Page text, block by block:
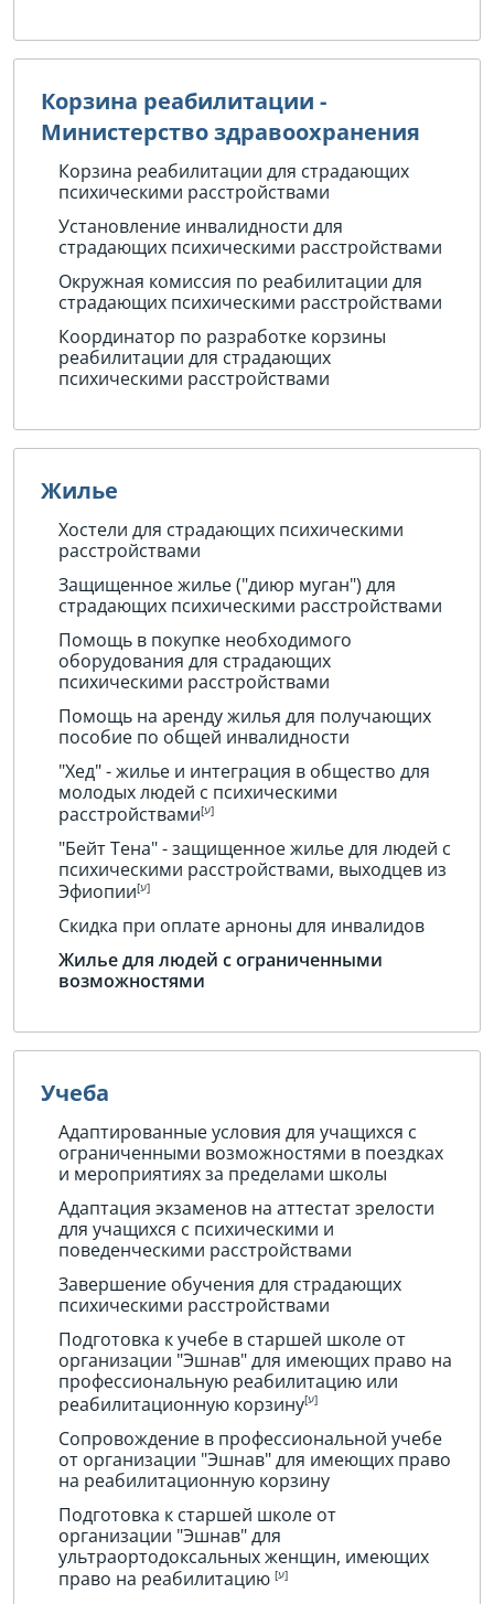
Корзина реабилитации -
Министерство здравоохранения
Корзина реабилитации для страдающих
психическими расстройствами
Установление инвалидности для
страдающих психическими расстройствами
Окружная комиссия по реабилитации для
страдающих психическими расстройствами
Координатор по разработке корзины
реабилитации для страдающих
психическими расстройствами
Жилье
Хостели для страдающих психическими
расстройствами
Защищенное жилье ("диюр муган") для
страдающих психическими расстройствами
Помощь в покупке необходимого
оборудования для страдающих
психическими расстройствами
Помощь на аренду жилья для получающих
пособие по общей инвалидности
"Хед" - жилье и интеграция в общество для
молодых людей с психическими
расстройствами
"Бейт Тена" - защищенное жилье для людей с
психическими расстройствами, выходцев из
Эфиопии
Скидка при оплате арноны для инвалидов
Жилье для людей с ограниченными
возможностями
Учеба
Адаптированные условия для учащихся с
ограниченными возможностями в поездках
и мероприятиях за пределами школы
Адаптация экзаменов на аттестат зрелости
для учащихся с психическими и
поведенческими расстройствами
Завершение обучения для страдающих
психическими расстройствами
Подготовка к учебе в старшей школе от
организации "Эшнав" для имеющих право на
профессиональную реабилитацию или
реабилитационную корзину
Сопровождение в профессиональной учебе
от организации "Эшнав" для имеющих право
на реабилитационную корзину
Подготовка к старшей школе от
организации "Эшнав" для
ультраортодоксальных женщин, имеющих
право на реабилитацию